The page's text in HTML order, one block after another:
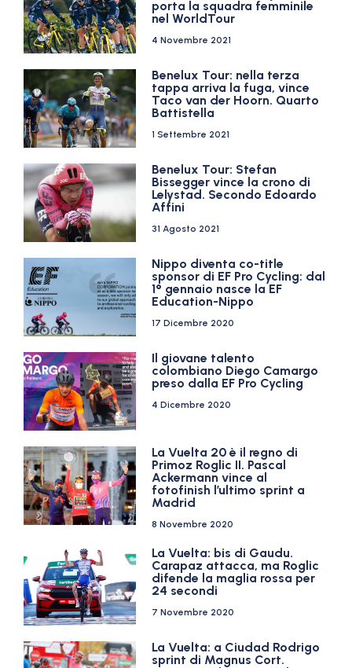
porta la squadra femminile
nel WorldTour
4 Novembre 2021
Benelux Tour: nella terza
tappa arriva la fuga, vince
Taco van der Hoorn. Quarto
Battistella
1 Settembre 2021
Benelux Tour: Stefan
Bissegger vince la crono di
Lelystad. Secondo Edoardo
Affini
31 Agosto 2021
Nippo diventa co-title
sponsor di EF Pro Cycling: dal
1° gennaio nasce la EF
Education-Nippo
17 Dicembre 2020
Il giovane talento
colombiano Diego Camargo
preso dalla EF Pro Cycling
4 Dicembre 2020
La Vuelta 20 è il regno di
Primoz Roglic II. Pascal
Ackermann vince al
fotofinish l’ultimo sprint a
Madrid
8 Novembre 2020
La Vuelta: bis di Gaudu.
Carapaz attacca, ma Roglic
difende la maglia rossa per
24 secondi
7 Novembre 2020
La Vuelta: a Ciudad Rodrigo
sprint di Magnus Cort.